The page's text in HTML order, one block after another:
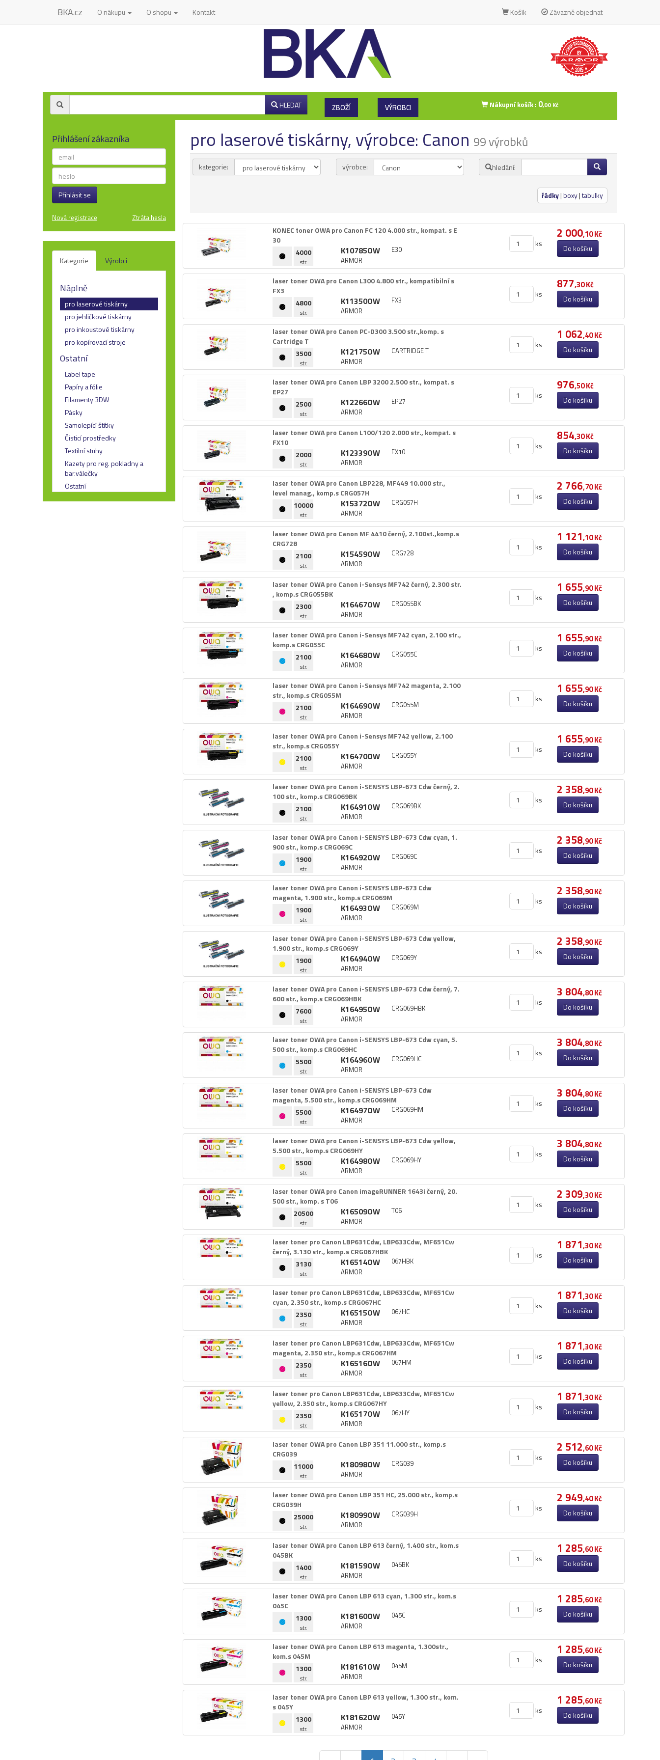
BKA.cz O nákupu O shopu Kontakt Košík Závazně objednat
HLEDAT ZBOŽÍ VÝROBCI Nákupní košík : 0,00 Kč
Přihlášení zákazníka
Přihlásit se
Nová registrace Ztráta hesla
Kategorie Výrobci
Náplně
pro laserové tiskárny
pro jehličkové tiskárny
pro inkoustové tiskárny
pro kopírovací stroje
Ostatní
Label tape
Papíry a fólie
Filamenty 3DW
Pásky
Samolepící štítky
Čisticí prostředky
Textilní stuhy
Kazety pro reg. pokladny a
bar.válečky
Ostatní
pro laserové tiskárny, výrobce: Canon 99 výrobků
kategorie: výrobce: hledání:
řádky|boxy|tabulky
KONEC toner OWA pro Canon FC 120 4.​000 str.​,​ kompat.​ s E
30
4000
str.
K10785OW
ARMOR
E30
ks
2 000,10 Kč
Do košíku
laser toner OWA pro Canon L300 4.​800 str.​,​ kompatibilní s
FX3
4800
str.
K11350OW
ARMOR
FX3
ks
877,30 Kč
Do košíku
laser toner OWA pro Canon PC-​D300 3.​500 str.​,​komp.​ s
Cartridge T
3500
str.
K12175OW
ARMOR
CARTRIDGE T
ks
1 062,40 Kč
Do košíku
laser toner OWA pro Canon LBP 3200 2.​500 str.​,​ kompat.​ s
EP27
2500
str.
K12266OW
ARMOR
EP27
ks
976,50 Kč
Do košíku
laser toner OWA pro Canon L100/​120 2.​000 str.​,​ kompat.​ s
FX10
2000
str.
K12339OW
ARMOR
FX10
ks
854,30 Kč
Do košíku
laser toner OWA pro Canon LBP228,​ MF449 10.​000 str.​,​
level manag.​,​ komp.​s CRG057H
10000
str.
K15372OW
ARMOR
CRG057H
ks
2 766,70 Kč
Do košíku
laser toner OWA pro Canon MF 4410 černý,​ 2.​100st.​,​komp.​s
CRG728
2100
str.
K15459OW
ARMOR
CRG728
ks
1 121,10 Kč
Do košíku
laser toner OWA pro Canon i-​Sensys MF742 černý,​ 2.​300 str.​
,​ komp.​s CRG055BK
2300
str.
K16467OW
ARMOR
CRG055BK
ks
1 655,90 Kč
Do košíku
laser toner OWA pro Canon i-​Sensys MF742 cyan,​ 2.​100 str.​,​
komp.​s CRG055C
2100
str.
K16468OW
ARMOR
CRG055C
ks
1 655,90 Kč
Do košíku
laser toner OWA pro Canon i-​Sensys MF742 magenta,​ 2.​100
str.​,​ komp.​s CRG055M
2100
str.
K16469OW
ARMOR
CRG055M
ks
1 655,90 Kč
Do košíku
laser toner OWA pro Canon i-​Sensys MF742 yellow,​ 2.​100
str.​,​ komp.​s CRG055Y
2100
str.
K16470OW
ARMOR
CRG055Y
ks
1 655,90 Kč
Do košíku
laser toner OWA pro Canon i-​SENSYS LBP-​673 Cdw černý,​ 2.​
100 str.​,​ komp.​s CRG069BK
2100
str.
K16491OW
ARMOR
CRG069BK
ks
2 358,90 Kč
Do košíku
laser toner OWA pro Canon i-​SENSYS LBP-​673 Cdw cyan,​ 1.​
900 str.​,​ komp.​s CRG069C
1900
str.
K16492OW
ARMOR
CRG069C
ks
2 358,90 Kč
Do košíku
laser toner OWA pro Canon i-​SENSYS LBP-​673 Cdw
magenta,​ 1.​900 str.​,​ komp.​s CRG069M
1900
str.
K16493OW
ARMOR
CRG069M
ks
2 358,90 Kč
Do košíku
laser toner OWA pro Canon i-​SENSYS LBP-​673 Cdw yellow,​
1.​900 str.​,​ komp.​s CRG069Y
1900
str.
K16494OW
ARMOR
CRG069Y
ks
2 358,90 Kč
Do košíku
laser toner OWA pro Canon i-​SENSYS LBP-​673 Cdw černý,​ 7.​
600 str.​,​ komp.​s CRG069HBK
7600
str.
K16495OW
ARMOR
CRG069HBK
ks
3 804,80 Kč
Do košíku
laser toner OWA pro Canon i-​SENSYS LBP-​673 Cdw cyan,​ 5.​
500 str.​,​ komp.​s CRG069HC
5500
str.
K16496OW
ARMOR
CRG069HC
ks
3 804,80 Kč
Do košíku
laser toner OWA pro Canon i-​SENSYS LBP-​673 Cdw
magenta,​ 5.​500 str.​,​ komp.​s CRG069HM
5500
str.
K16497OW
ARMOR
CRG069HM
ks
3 804,80 Kč
Do košíku
laser toner OWA pro Canon i-​SENSYS LBP-​673 Cdw yellow,​
5.​500 str.​,​ komp.​s CRG069HY
5500
str.
K16498OW
ARMOR
CRG069HY
ks
3 804,80 Kč
Do košíku
laser toner OWA pro Canon imageRUNNER 1643i černý,​ 20.​
500 str.​,​ komp.​ s T06
20500
str.
K16509OW
ARMOR
T06
ks
2 309,30 Kč
Do košíku
laser toner pro Canon LBP631Cdw,​ LBP633Cdw,​ MF651Cw
černý,​ 3.​130 str.​,​ komp.​s CRG067HBK
3130
str.
K16514OW
ARMOR
067HBK
ks
1 871,30 Kč
Do košíku
laser toner pro Canon LBP631Cdw,​ LBP633Cdw,​ MF651Cw
cyan,​ 2.​350 str.​,​ komp.​s CRG067HC
2350
str.
K16515OW
ARMOR
067HC
ks
1 871,30 Kč
Do košíku
laser toner pro Canon LBP631Cdw,​ LBP633Cdw,​ MF651Cw
magenta,​ 2.​350 str.​,​ komp.​s CRG067HM
2350
str.
K16516OW
ARMOR
067HM
ks
1 871,30 Kč
Do košíku
laser toner pro Canon LBP631Cdw,​ LBP633Cdw,​ MF651Cw
yellow,​ 2.​350 str.​,​ komp.​s CRG067HY
2350
str.
K16517OW
ARMOR
067HY
ks
1 871,30 Kč
Do košíku
laser toner OWA pro Canon LBP 351 11.​000 str.​,​ komp.​s
CRG039
11000
str.
K18098OW
ARMOR
CRG039
ks
2 512,60 Kč
Do košíku
laser toner OWA pro Canon LBP 351 HC,​ 25.​000 str.​,​ komp.​s
CRG039H
25000
str.
K18099OW
ARMOR
CRG039H
ks
2 949,40 Kč
Do košíku
laser toner OWA pro Canon LBP 613 černý,​ 1.​400 str.​,​ kom.​s
045BK
1400
str.
K18159OW
ARMOR
045BK
ks
1 285,60 Kč
Do košíku
laser toner OWA pro Canon LBP 613 cyan,​ 1.​300 str.​,​ kom.​s
045C
1300
str.
K18160OW
ARMOR
045C
ks
1 285,60 Kč
Do košíku
laser toner OWA pro Canon LBP 613 magenta,​ 1.​300str.​,​
kom.​s 045M
1300
str.
K18161OW
ARMOR
045M
ks
1 285,60 Kč
Do košíku
laser toner OWA pro Canon LBP 613 yellow,​ 1.​300 str.​,​ kom.​
s 045Y
1300
str.
K18162OW
ARMOR
045Y
ks
1 285,60 Kč
Do košíku